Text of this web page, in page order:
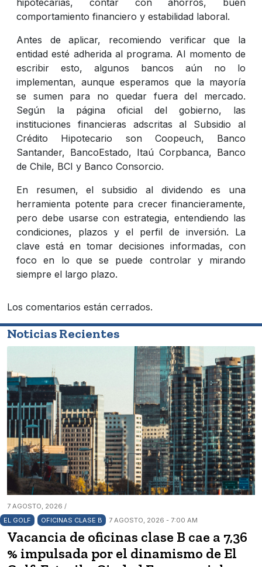
comportamiento financiero y estabilidad laboral.
Antes de aplicar, recomiendo verificar que la
entidad esté adherida al programa. Al momento de
escribir esto, algunos bancos aún no lo
implementan, aunque esperamos que la mayoría
se sumen para no quedar fuera del mercado.
Según la página oficial del gobierno, las
instituciones financieras adscritas al Subsidio al
Crédito Hipotecario son Coopeuch, Banco
Santander, BancoEstado, Itaú Corpbanca, Banco
de Chile, BCI y Banco Consorcio.
En resumen, el subsidio al dividendo es una
herramienta potente para crecer financieramente,
pero debe usarse con estrategia, entendiendo las
condiciones, plazos y el perfil de inversión. La
clave está en tomar decisiones informadas, con
foco en lo que se puede controlar y mirando
siempre el largo plazo.
Los comentarios están cerrados.
Noticias Recientes
7 AGOSTO, 2026 /
EL GOLF
OFICINAS CLASE B 7 AGOSTO, 2026 - 7:00 AM
Vacancia de oficinas clase B cae a 7,36
% impulsada por el dinamismo de El